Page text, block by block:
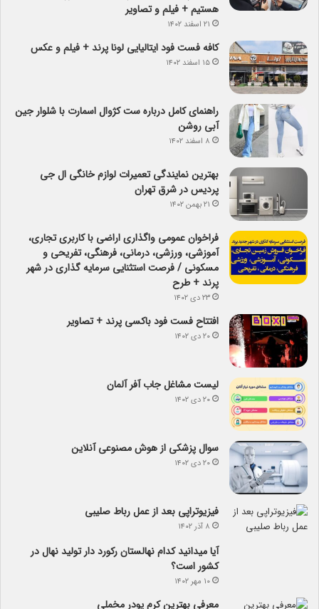
هستیم + فیلم و تصاویر
۲۱ اسفند ۱۴۰۲
کافه فست فود ایتالیایی لونا پرند + فیلم و عکس
۱۵ اسفند ۱۴۰۲
راهنمای کامل درباره ست کژوال اسمارت با شلوار جین
آبی روشن
۸ اسفند ۱۴۰۲
بهترین نمایندگی تعمیرات لوازم خانگی ال جی
پردیس در شرق تهران
۲۱ بهمن ۱۴۰۲
فراخوان عمومی واگذاری اراضی با کاربری تجاری،
آموزشی، ورزشی، درمانی، فرهنگی، تفریحی و
مسکونی / فرصت استثنایی سرمایه گذاری در شهر
پرند + طرح
۲۳ دی ۱۴۰۲
افتتاح فست فود باکسی پرند + تصاویر
۲۰ دی ۱۴۰۲
لیست مشاغل جاب آفر آلمان
۲۰ دی ۱۴۰۲
سوال پزشکی از هوش مصنوعی آنلاین
۲۰ دی ۱۴۰۲
فیزیوتراپی بعد از عمل رباط صلیبی
۸ آذر ۱۴۰۲
آیا می­دانید کدام نهالستان رکورد دار تولید نهال­ در
کشور است؟
۱۰ مهر ۱۴۰۲
معرفی بهترین کرم پودر مخملی